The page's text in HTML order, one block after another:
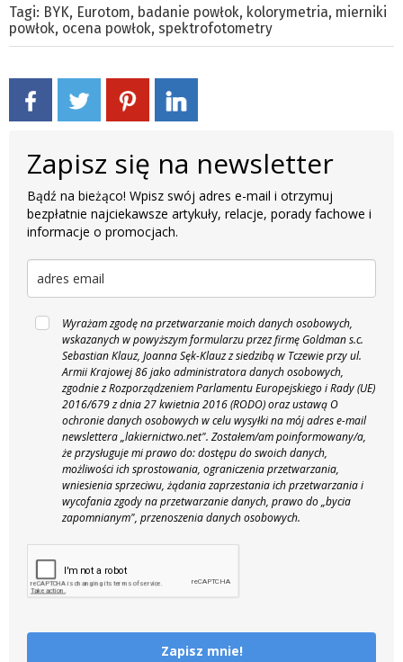
Tagi: BYK, Eurotom, badanie powłok, kolorymetria, mierniki
powłok, ocena powłok, spektrofotometry
Zapisz się na newsletter
Bądź na bieżąco! Wpisz swój adres e-mail i otrzymuj
bezpłatnie najciekawsze artykuły, relacje, porady fachowe i
informacje o promocjach.
Wyrażam zgodę na przetwarzanie moich danych osobowych,
wskazanych w powyższym formularzu przez firmę Goldman s.c.
Sebastian Klauz, Joanna Sęk-Klauz z siedzibą w Tczewie przy ul.
Armii Krajowej 86 jako administratora danych osobowych,
zgodnie z Rozporządzeniem Parlamentu Europejskiego i Rady (UE)
2016/679 z dnia 27 kwietnia 2016 (RODO) oraz ustawą O
ochronie danych osobowych w celu wysyłki na mój adres e-mail
newslettera „lakiernictwo.net". Zostałem/am poinformowany/a,
że przysługuje mi prawo do: dostępu do swoich danych,
możliwości ich sprostowania, ograniczenia przetwarzania,
wniesienia sprzeciwu, żądania zaprzestania ich przetwarzania i
wycofania zgody na przetwarzanie danych, prawo do „bycia
zapomnianym", przenoszenia danych osobowych.
Zapisz mnie!